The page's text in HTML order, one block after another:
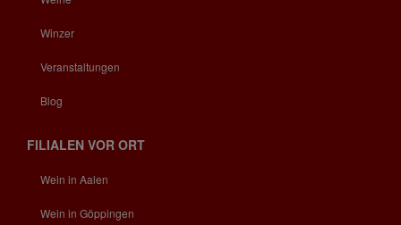
Winzer
Veranstaltungen
Blog
FILIALEN VOR ORT
Wein in Aalen
Wein in Göppingen